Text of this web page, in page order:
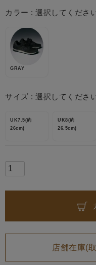
カラー 選択してくださ
GRAY
サイズ 選択してくださ
UK7.5(約
26cm)
UK8(約
26.5cm)
店舗在庫(